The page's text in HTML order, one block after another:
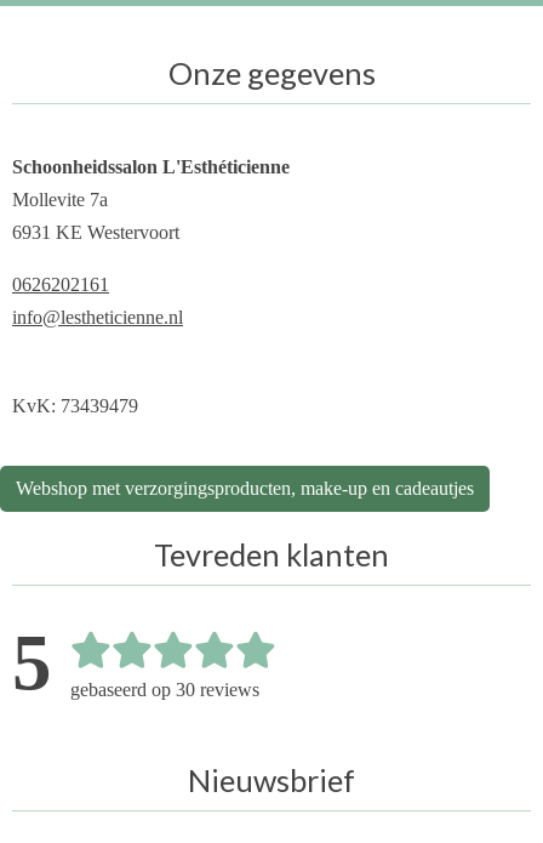
Onze gegevens
Schoonheidssalon L'Esthéticienne
Mollevite 7a
6931 KE Westervoort
0626202161
info@lestheticienne.nl
KvK: 73439479
Webshop met verzorgingsproducten, make-up en cadeautjes
Tevreden klanten
5 gebaseerd op 30 reviews
Nieuwsbrief